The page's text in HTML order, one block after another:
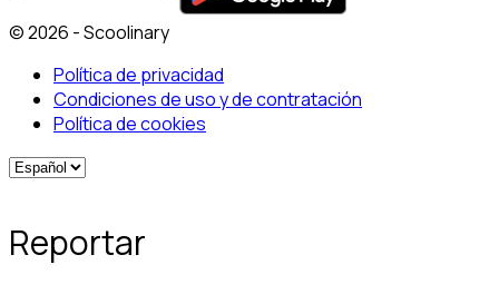
© 2026 - Scoolinary
Política de privacidad
Condiciones de uso y de contratación
Política de cookies
Reportar